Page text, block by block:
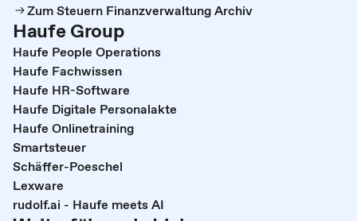
Zum Steuern Finanzverwaltung Archiv
Haufe Group
Haufe People Operations
Haufe Fachwissen
Haufe HR-Software
Haufe Digitale Personalakte
Haufe Onlinetraining
Smartsteuer
Schäffer-Poeschel
Lexware
rudolf.ai - Haufe meets AI